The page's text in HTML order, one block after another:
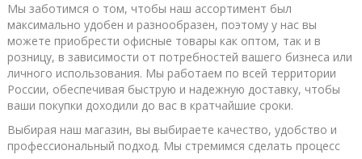
Мы заботимся о том, чтобы наш ассортимент был
максимально удобен и разнообразен, поэтому у нас вы
можете приобрести офисные товары как оптом, так и в
розницу, в зависимости от потребностей вашего бизнеса или
личного использования. Мы работаем по всей территории
России, обеспечивая быструю и надежную доставку, чтобы
ваши покупки доходили до вас в кратчайшие сроки.
Выбирая наш магазин, вы выбираете качество, удобство и
профессиональный подход. Мы стремимся сделать процесс